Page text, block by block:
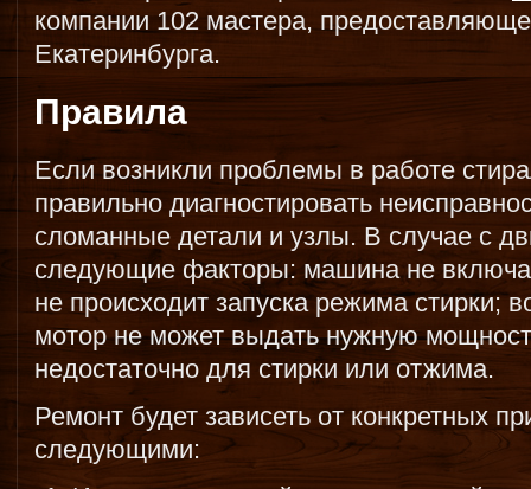
компании 102 мастера,
Екатеринбурга.
Правила
Если возникли проблемы в работе
правильно диагностировать
сломанные детали и узлы. В случае с
следующие факторы: машина не
не происходит запуска режима стирки;
мотор не может выдать нужную
недостаточно для стирки или отжима.
Ремонт будет зависеть от конкретных
следующими: